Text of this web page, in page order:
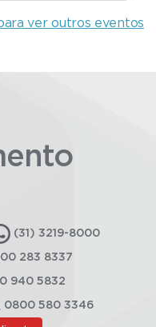
ver outros eventos
(31) 3219-8000
283 8337
940 5832
0800 580 3346